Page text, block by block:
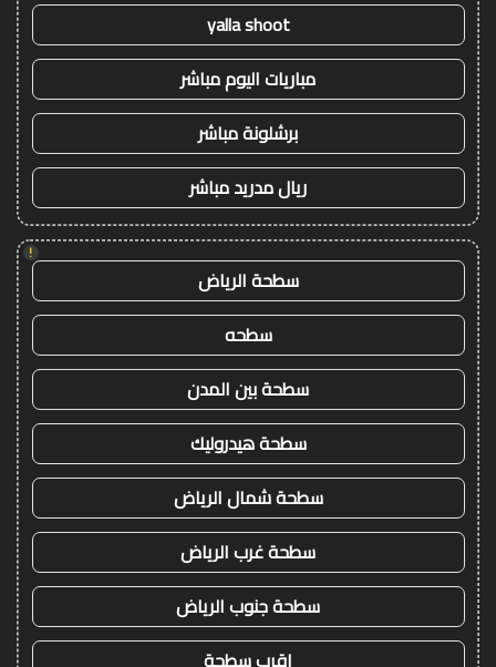
yalla shoot
مباريات اليوم مباشر
برشلونة مباشر
ريال مدريد مباشر
!
سطحة الرياض
سطحه
سطحة بين المدن
سطحة هيدروليك
سطحة شمال الرياض
سطحة غرب الرياض
سطحة جنوب الرياض